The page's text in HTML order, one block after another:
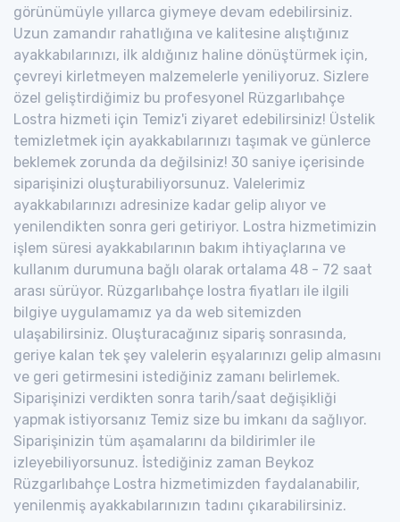
görünümüyle yıllarca giymeye devam edebilirsiniz.
Uzun zamandır rahatlığına ve kalitesine alıştığınız
ayakkabılarınızı, ilk aldığınız haline dönüştürmek için,
çevreyi kirletmeyen malzemelerle yeniliyoruz. Sizlere
özel geliştirdiğimiz bu profesyonel Rüzgarlıbahçe
Lostra hizmeti için Temiz'i ziyaret edebilirsiniz! Üstelik
temizletmek için ayakkabılarınızı taşımak ve günlerce
beklemek zorunda da değilsiniz! 30 saniye içerisinde
siparişinizi oluşturabiliyorsunuz. Valelerimiz
ayakkabılarınızı adresinize kadar gelip alıyor ve
yenilendikten sonra geri getiriyor. Lostra hizmetimizin
işlem süresi ayakkabılarının bakım ihtiyaçlarına ve
kullanım durumuna bağlı olarak ortalama 48 - 72 saat
arası sürüyor. Rüzgarlıbahçe lostra fiyatları ile ilgili
bilgiye uygulamamız ya da web sitemizden
ulaşabilirsiniz. Oluşturacağınız sipariş sonrasında,
geriye kalan tek şey valelerin eşyalarınızı gelip almasını
ve geri getirmesini istediğiniz zamanı belirlemek.
Siparişinizi verdikten sonra tarih/saat değişikliği
yapmak istiyorsanız Temiz size bu imkanı da sağlıyor.
Siparişinizin tüm aşamalarını da bildirimler ile
izleyebiliyorsunuz. İstediğiniz zaman Beykoz
Rüzgarlıbahçe Lostra hizmetimizden faydalanabilir,
yenilenmiş ayakkabılarınızın tadını çıkarabilirsiniz.